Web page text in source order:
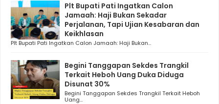
Plt Bupati Pati Ingatkan Calon
Jamaah: Haji Bukan Sekadar
Perjalanan, Tapi Ujian Kesabaran dan
Keikhlasan
Plt Bupati Pati Ingatkan Calon Jamaah: Haji Bukan...
Begini Tanggapan Sekdes Trangkil
Terkait Heboh Uang Duka Diduga
Disunat 30%
Begini Tanggapan Sekdes Trangkil Terkait Heboh
Uang...